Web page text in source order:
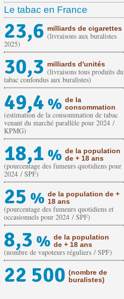
Le tabac en France
23,6 milliards de cigarettes
(livraisons aux buralistes
2025)
30,3 milliards d'unités
(livraisons tous produits du
tabac confondus aux buralistes)
49,4 % de la
consommation
(estimation de la consommation de tabac
venant du marché parallèle pour 2024 /
KPMG)
18,1 % de la population
de + 18 ans
(pourcentage des fumeurs quotidiens pour
2024 / SPF)
25 % de la population de +
18 ans
(pourcentage des fumeurs quotidiens et
occasionnels pour 2024 / SPF)
8,3 % de la population
de + 18 ans
(nombre de vapoteurs réguliers / SPF)
22 500 (nombre de
buralistes)